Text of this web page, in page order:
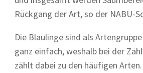
Rückgang der Art, so der NABU-
Die Bläulinge sind als
ganz einfach, weshalb bei der
zählt dabei zu den häufigen